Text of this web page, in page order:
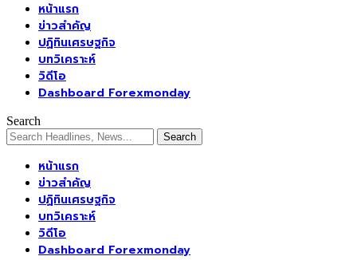
หน้าแรก
ข่าวสำคัญ
ปฏิทินเศรษฐกิจ
บทวิเคราะห์
วิดีโอ
Dashboard Forexmonday
Search
หน้าแรก
ข่าวสำคัญ
ปฏิทินเศรษฐกิจ
บทวิเคราะห์
วิดีโอ
Dashboard Forexmonday